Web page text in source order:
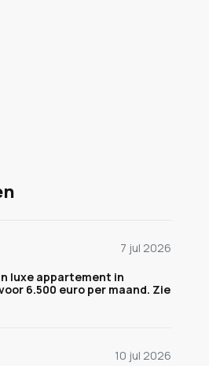
7 jul 2026
luxe appartement in
6.500 euro per maand. Zie
10 jul 2026